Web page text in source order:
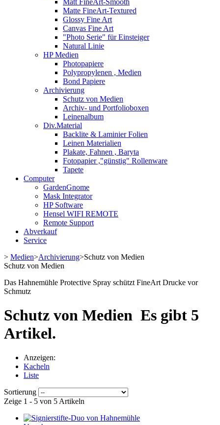
Matt FineArt-Smooth
Matte FineArt-Textured
Glossy Fine Art
Canvas Fine Art
"Photo Serie" für Einsteiger
Natural Linie
HP Medien
Photopapiere
Polypropylenen , Medien
Bond Papiere
Archivierung
Schutz von Medien
Archiv- und Portfolioboxen
Leinenalbum
Div.Material
Backlite & Laminier Folien
Leinen Materialien
Plakate, Fahnen , Baryta
Fotopapier ,"günstig" Rollenware
Tapete
Computer
GardenGnome
Mask Integrator
HP Software
Hensel WIFI REMOTE
Remote Support
Abverkauf
Service
> Medien>Archivierung>Schutz von Medien
Schutz von Medien
Das Hahnemühle Protective Spray schützt FineArt Drucke vor
Schmutz
Schutz von Medien Es gibt 5
Artikel.
Anzeigen:
Kacheln
Liste
Sortierung
Zeige 1 - 5 von 5 Artikeln